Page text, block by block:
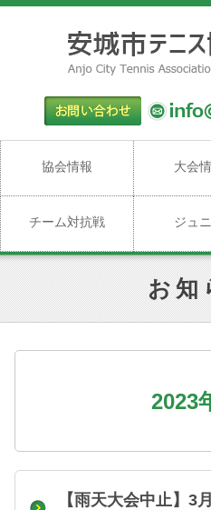
協会情報 大会
チーム対抗戦 ジュ
お知
2023
【雨天大会中止】3